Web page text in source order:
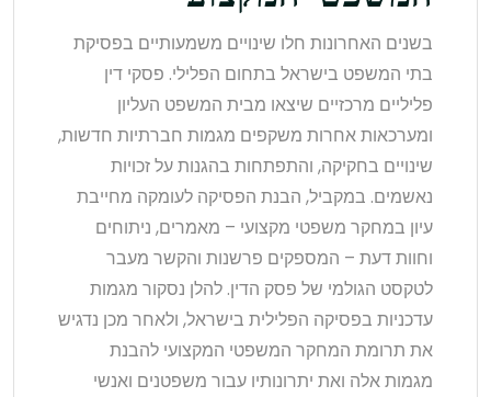
בשנים האחרונות חלו שינויים משמעותיים בפסיקת
בתי המשפט בישראל בתחום הפלילי. פסקי דין
פליליים מרכזיים שיצאו מבית המשפט העליון
ומערכאות אחרות משקפים מגמות חברתיות חדשות,
שינויים בחקיקה, והתפתחות בהגנות על זכויות
נאשמים. במקביל, הבנת הפסיקה לעומקה מחייבת
עיון במחקר משפטי מקצועי – מאמרים, ניתוחים
וחוות דעת – המספקים פרשנות והקשר מעבר
לטקסט הגולמי של פסק הדין. להלן נסקור מגמות
עדכניות בפסיקה הפלילית בישראל, ולאחר מכן נדגיש
את תרומת המחקר המשפטי המקצועי להבנת
מגמות אלה ואת יתרונותיו עבור משפטנים ואנשי